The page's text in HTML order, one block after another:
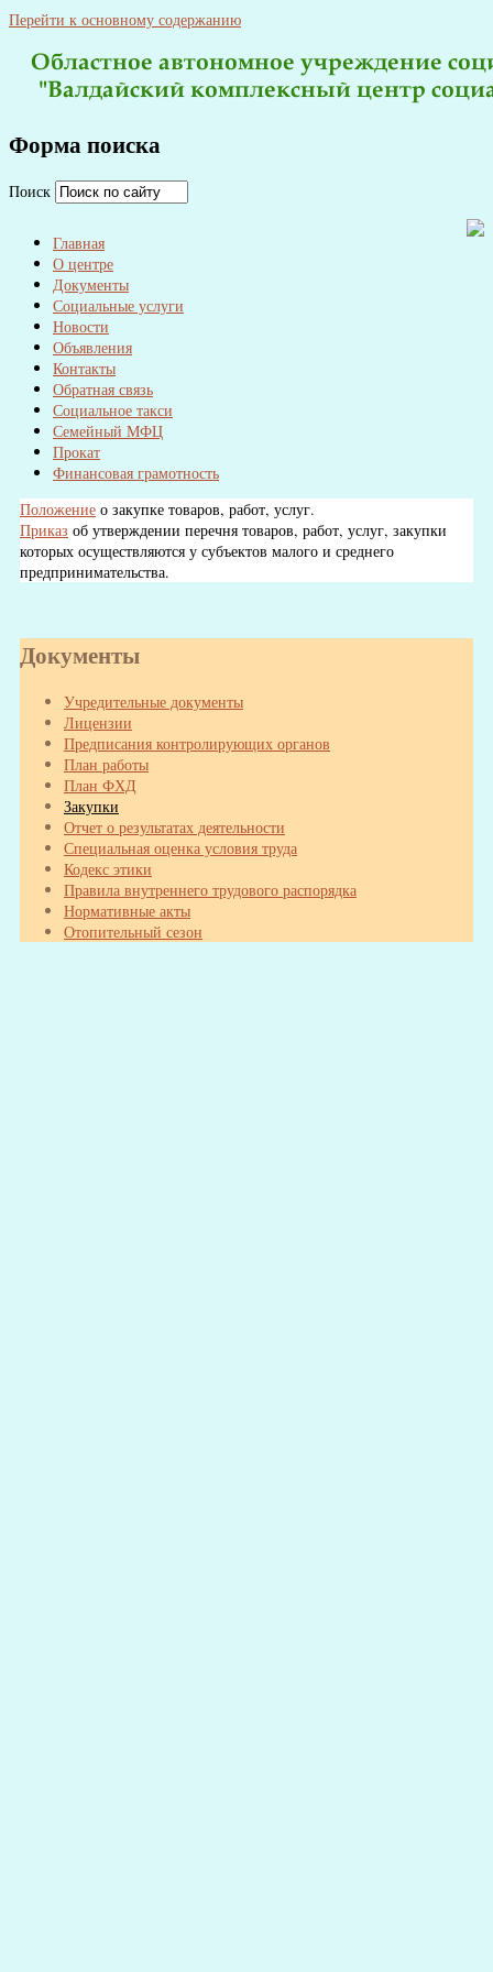
Перейти к основному содержанию
Форма поиска
Поиск
Главная
О центре
Документы
Социальные услуги
Новости
Объявления
Контакты
Обратная связь
Социальное такси
Семейный МФЦ
Прокат
Финансовая грамотность
Положение о закупке товаров, работ, услуг.
Приказ об утверждении перечня товаров, работ, услуг, закупки
которых осуществляются у субъектов малого и среднего
предпринимательства.
Документы
Учредительные документы
Лицензии
Предписания контролирующих органов
План работы
План ФХД
Закупки
Отчет о результатах деятельности
Специальная оценка условия труда
Кодекс этики
Правила внутреннего трудового распорядка
Нормативные акты
Отопительный сезон